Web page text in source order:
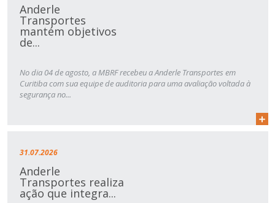
Anderle
Transportes
mantém objetivos
de...
No dia 04 de agosto, a MBRF recebeu a Anderle Transportes em
Curitiba com sua equipe de auditoria para uma avaliação voltada à
segurança no...
31.07.2026
Anderle
Transportes realiza
ação que integra...